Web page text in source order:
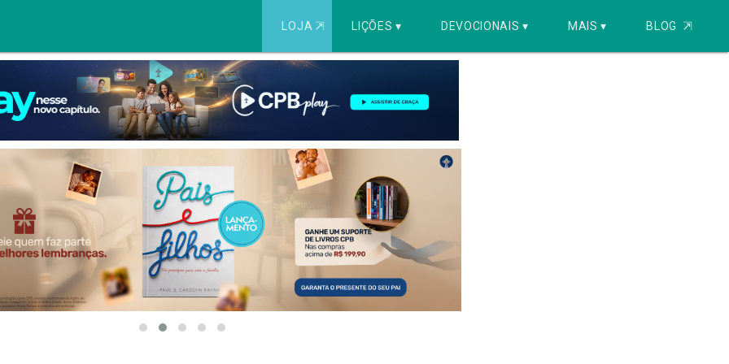
LOJA ⇱ LIÇÕES ▾ DEVOCIONAIS ▾ MAIS ▾ BLOG ⇱